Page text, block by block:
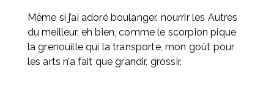
Même si j’ai adoré boulanger, nourrir les Autres
du meilleur, eh bien, comme le scorpion pique
la grenouille qui la transporte, mon goût pour
les arts n’a fait que grandir, grossir.